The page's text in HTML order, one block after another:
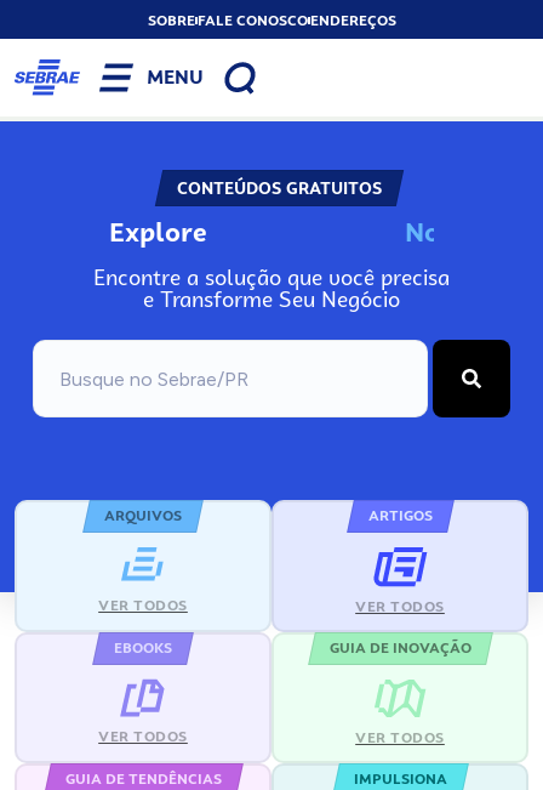
SOBREFALE CONOSCOENDEREÇOS
MENU
CONTEÚDOS GRATUITOS
Explore N
Encontre a solução que você precisa
e Transforme Seu Negócio
ARQUIVOS
VER TODOS
ARTIGOS
VER TODOS
EBOOKS
VER TODOS
GUIA DE INOVAÇÃO
VER TODOS
GUIA DE TENDÊNCIAS IMPULSIONA